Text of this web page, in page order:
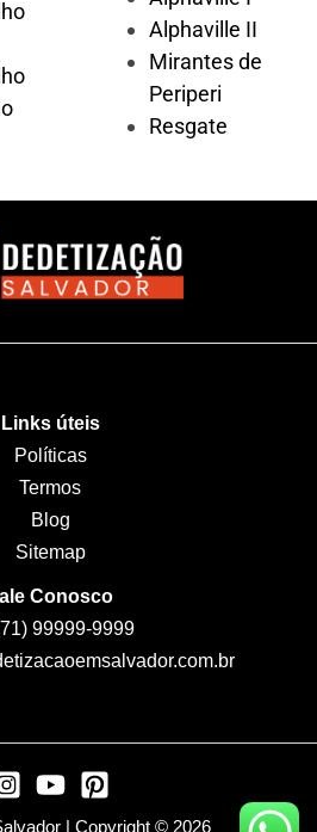
Alphaville II
Mirantes de
Periperi
Resgate
Links úteis
Políticas
Termos
Blog
Sitemap
Conosco
99999-9999
| Copyright © 2026